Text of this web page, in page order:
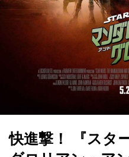
快進撃！ 『スタ